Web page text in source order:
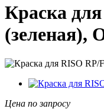
Краска
(зеленая),
Цена по запросу